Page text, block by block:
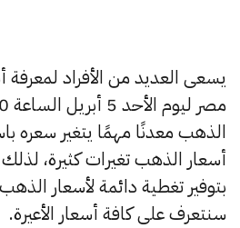
يسعى العديد من الأفراد لمعرفة
الذهب معدنًا مهمًا يتغير سعره
بتوفير تغطية دائمة لأسعار
سنتعرف على كافة أسعار الأعيرة.